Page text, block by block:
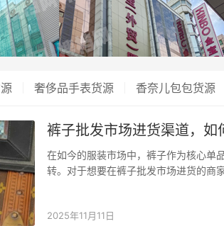
奢侈品手表货源 香奈儿包包货源
裤子批发市场进货渠道，如
在如今的服装市场中，裤子作为核心单
转。对于想要在裤子批发市场进货的商
2025年11月11日